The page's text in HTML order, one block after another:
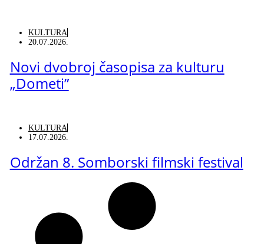
KULTURA
20.07.2026.
Novi dvobroj časopisa za kulturu
„Dometi”
KULTURA
17.07.2026.
Održan 8. Somborski filmski festival